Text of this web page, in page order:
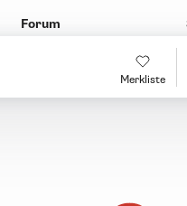
Merkliste
Forum